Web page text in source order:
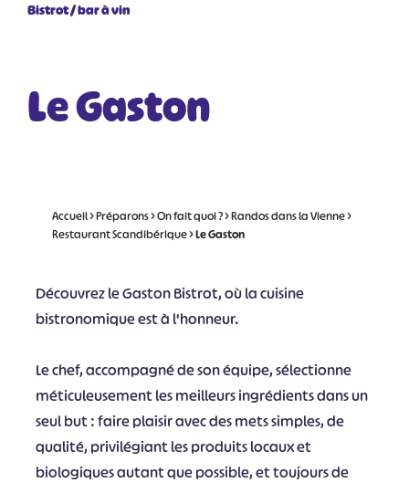
Bistrot / bar à vin
Le Gaston
Accueil>Préparons>On fait quoi ?>Randos dans la Vienne>
Restaurant Scandibérique>Le Gaston
Découvrez le Gaston Bistrot, où la cuisine
bistronomique est à l'honneur.
Le chef, accompagné de son équipe, sélectionne
méticuleusement les meilleurs ingrédients dans un
seul but : faire plaisir avec des mets simples, de
qualité, privilégiant les produits locaux et
biologiques autant que possible, et toujours de